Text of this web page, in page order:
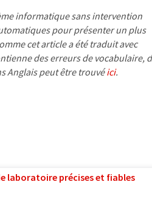
informatique sans intervention
pour présenter un plus
cet article a été traduit avec
des erreurs de vocabulaire,
Anglais peut être trouvéici.
laboratoire précises et fiables